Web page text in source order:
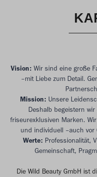
Vision: Wir sind eine große
–mit Liebe zum Detail.
Mission: Unsere
Deshalb begeistern
friseurexklusiven Marken.
und individuell –auch vor
Werte: Professionalität,
Gemeinschaft,
Die Wild Beauty GmbH ist